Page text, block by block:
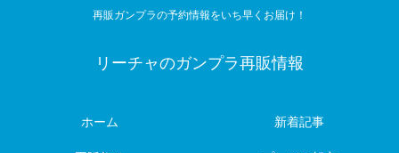
再販ガンプラの予約情報をいち早くお届け！
リーチャのガンプラ再販情報
ホーム 新着記事